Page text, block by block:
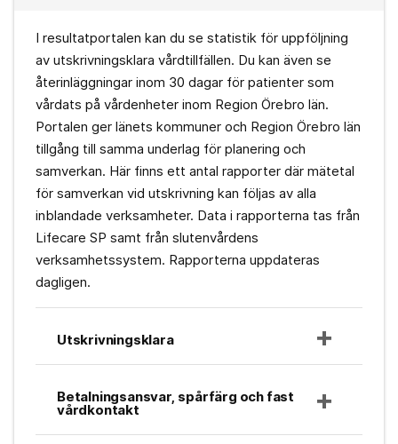
I resultatportalen kan du se statistik för uppföljning
av utskrivningsklara vårdtillfällen. Du kan även se
återinläggningar inom 30 dagar för patienter som
vårdats på vårdenheter inom Region Örebro län.
Portalen ger länets kommuner och Region Örebro län
tillgång till samma underlag för planering och
samverkan. Här finns ett antal rapporter där mätetal
för samverkan vid utskrivning kan följas av alla
inblandade verksamheter. Data i rapporterna tas från
Lifecare SP samt från slutenvårdens
verksamhetssystem. Rapporterna uppdateras
dagligen.
Utskrivningsklara
Betalningsansvar, spårfärg och fast
vårdkontakt